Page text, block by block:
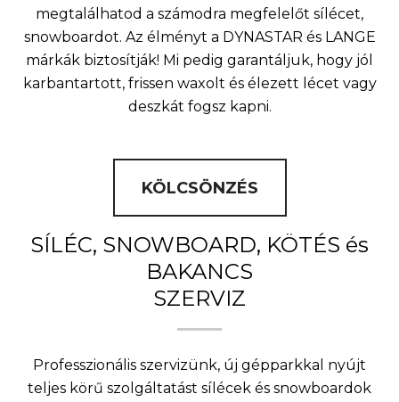
megtalálhatod a számodra megfelelőt sílécet,
snowboardot. Az élményt a DYNASTAR és LANGE
márkák biztosítják! Mi pedig garantáljuk, hogy jól
karbantartott, frissen waxolt és élezett lécet vagy
deszkát fogsz kapni.
KÖLCSÖNZÉS
SÍLÉC, SNOWBOARD, KÖTÉS és
BAKANCS
SZERVIZ
Professzionális szervizünk, új gépparkkal nyújt
teljes körű szolgáltatást sílécek és snowboardok